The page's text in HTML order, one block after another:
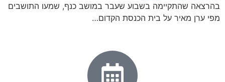
בהרצאה שהתקיימה בשבוע שעבר במושב כנף, שמעו התושבים
מפי ערן מאיר על בית הכנסת הקדום…